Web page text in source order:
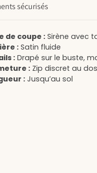
sécurisés
de coupe : Sirène avec
: Satin fluide
:Drapé sur le buste,
: Zip discret au dos
: Jusqu’au sol